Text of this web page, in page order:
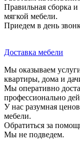
Правильная сборка
мягкой мебели.
Приедем в день
Доставка мебели
Мы оказываем
квартиры, дома и
Мы оперативно
профессионально
У нас разумная
мебели.
Обратиться за
Мы не подведем.